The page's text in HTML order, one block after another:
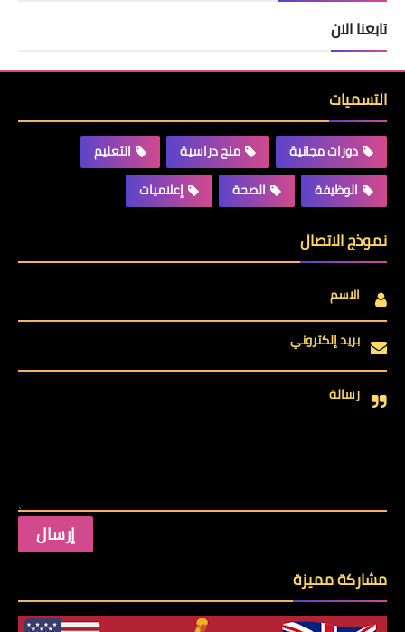
تابعنا الان
التسميات
دورات مجانية منح دراسية
التعليم
الوظيفة
الصحة إعلاميات
نموذج الاتصال
الاسم
بريد إلكتروني
رسالة
مشاركة مميزة